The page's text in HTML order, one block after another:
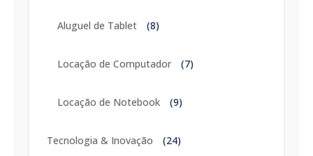
Aluguel de Tablet (8)
Locação de Computador (7)
Locação de Notebook (9)
Tecnologia & Inovação (24)